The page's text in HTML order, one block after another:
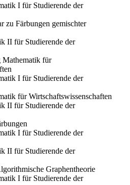
I für Studierende der
zu Färbungen gemischter
II für Studierende der
Mathematik für
I für Studierende der
für Wirtschaftswissenschaften
II für Studierende der
I für Studierende der
II für Studierende der
Graphentheorie
I für Studierende der